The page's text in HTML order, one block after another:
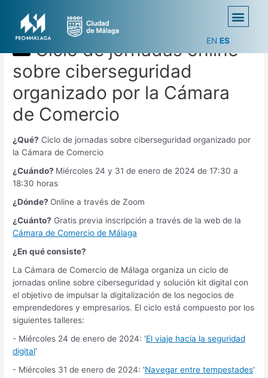
EN ES
Ciclo de jornadas online
sobre ciberseguridad
organizado por la Cámara
de Comercio
¿Qué? Ciclo de jornadas sobre ciberseguridad organizado por
la Cámara de Comercio
¿Cuándo? Miércoles 24 y 31 de enero de 2024 de 17:30 a
18:30 horas
¿Dónde? Online a través de Zoom
¿Cuánto? Gratis previa inscripción a través de la web de la
Cámara de Comercio de Málaga
¿En qué consiste?
La Cámara de Comercio de Málaga organiza un ciclo de
jornadas online sobre ciberseguridad y solución kit digital con
el objetivo de impulsar la digitalización de los negocios de
emprendedores y empresarios. El ciclo está compuesto por los
siguientes talleres:
- Miércoles 24 de enero de 2024: 'El viaje hacia la seguridad
digital'
- Miércoles 31 de enero de 2024: 'Navegar entre tempestades'